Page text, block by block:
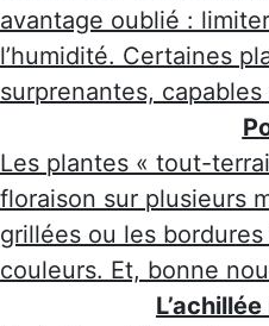
avantage oublié :
l’humidité. Certaines
surprenantes,
Les plantes « tout-
floraison sur plusieurs
grillées ou les
couleurs. Et, bonne